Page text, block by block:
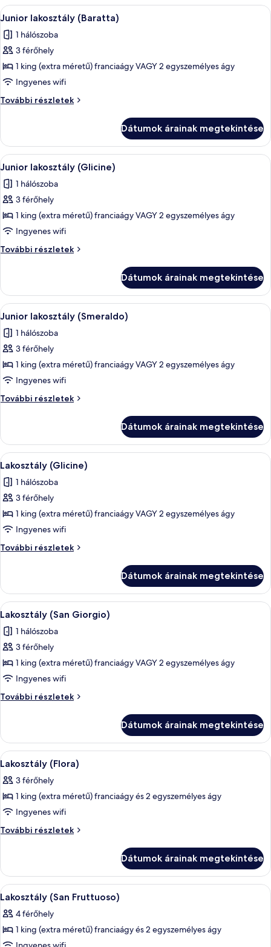
A
következő
szoba
összes
képének
megtekintése:
Junior
lakosztály
Egy szoba, melyben van egy fa
2
Junior lakosztály (Baratta)
1 hálószoba
3 férőhely
1 king (extra méretű) franciaágy VAGY 2 egyszemélyes ágy
Ingyenes wifi
További részletek
Junior
részletei
Dátumok árainak megtekintése
A
következő
szoba
összes
képének
megtekintése:
Junior
lakosztály
Egy kerek asztal, rajta egy váza, és
4
Junior lakosztály (Glicine)
1 hálószoba
3 férőhely
1 king (extra méretű) franciaágy VAGY 2 egyszemélyes ágy
Ingyenes wifi
További részletek
Junior
részletei
Dátumok árainak megtekintése
A
következő
szoba
összes
képének
megtekintése:
Junior
lakosztály
Junior lakosztály (Smeraldo) |
6
Junior lakosztály (Smeraldo)
1 hálószoba
3 férőhely
1 king (extra méretű) franciaágy VAGY 2 egyszemélyes ágy
Ingyenes wifi
További részletek
Junior
részletei
Dátumok árainak megtekintése
A
következő
szoba
összes
képének
megtekintése:
Lakosztály
(Glicine)
Egy erkély, rajta egy üveglapos
6
Lakosztály (Glicine)
1 hálószoba
3 férőhely
1 king (extra méretű) franciaágy VAGY 2 egyszemélyes ágy
Ingyenes wifi
További részletek
Lakosztály
Dátumok árainak megtekintése
A
következő
szoba
összes
képének
megtekintése:
Lakosztály
(San
Lakosztály (San Giorgio) |
11
Lakosztály (San Giorgio)
1 hálószoba
3 férőhely
1 king (extra méretű) franciaágy VAGY 2 egyszemélyes ágy
Ingyenes wifi
További részletek
Lakosztály
részletei
Dátumok árainak megtekintése
A
következő
szoba
összes
képének
megtekintése:
Lakosztály (Flora) | Hipoallergén
12
Lakosztály (Flora)
3 férőhely
1 king (extra méretű) franciaágy és 2 egyszemélyes ágy
Ingyenes wifi
További részletek
Lakosztály
Dátumok árainak megtekintése
A
következő
szoba
összes
Lakosztály (San Fruttuoso) |
9
Lakosztály (San Fruttuoso)
4 férőhely
1 king (extra méretű) franciaágy és 2 egyszemélyes ágy